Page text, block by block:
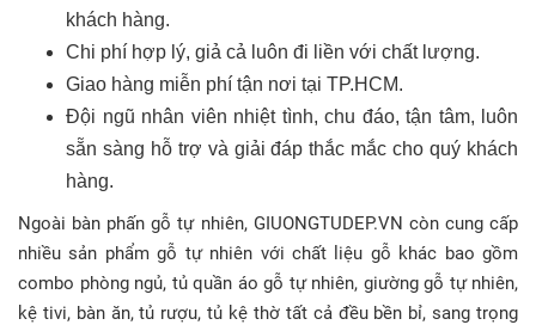
khách hàng.
Chi phí hợp lý, giả cả luôn đi liền với chất lượng.
Giao hàng miễn phí tận nơi tại TP.HCM.
Đội ngũ nhân viên nhiệt tình, chu đáo, tận tâm, luôn
sẵn sàng hỗ trợ và giải đáp thắc mắc cho quý khách
hàng.
Ngoài bàn phấn gỗ tự nhiên, GIUONGTUDEP.VN còn cung cấp
nhiều sản phẩm gỗ tự nhiên với chất liệu gỗ khác bao gồm
combo phòng ngủ, tủ quần áo gỗ tự nhiên, giường gỗ tự nhiên,
kệ tivi, bàn ăn, tủ rượu, tủ kệ thờ tất cả đều bền bỉ, sang trọng